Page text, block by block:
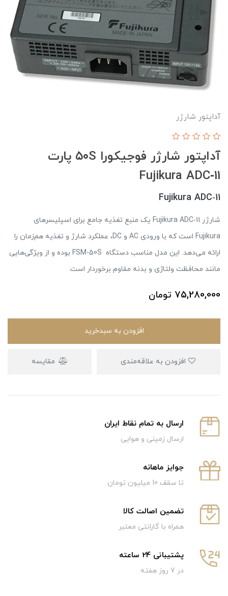
آداپتور شارژر
آداپتور شارژر فوجیکورا ۵۰S پارت
Fujikura ADC‑11
Fujikura ADC‑11
شارژر Fujikura ADC‑11 یک منبع تغذیه جامع برای اسپلیسرهای
Fujikura است که با ورودی AC و DC، عملکرد شارژ و تغذیه هم‌زمان را
ارائه می‌دهد. این مدل مناسب دستگاه‌ FSM-50S بوده و از ویژگی‌هایی
مانند محافظت ولتاژی و بدنه مقاوم برخوردار است.
75,280,000 تومان
افزودن به سبدخرید
مقایسه
ارسال به تمام نقاط ایران
ارسال زمینی و هوایی
جوایز ماهانه
تا سقف 10 میلیون تومان
تضمین اصالت کالا
همراه با گارانتی معتبر
پشتیبانی 24 ساعته
در 7 روز هفته